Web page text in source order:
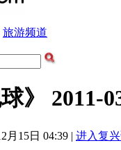
旅游频道
》 2011-
月15日 04:39 | 进入复